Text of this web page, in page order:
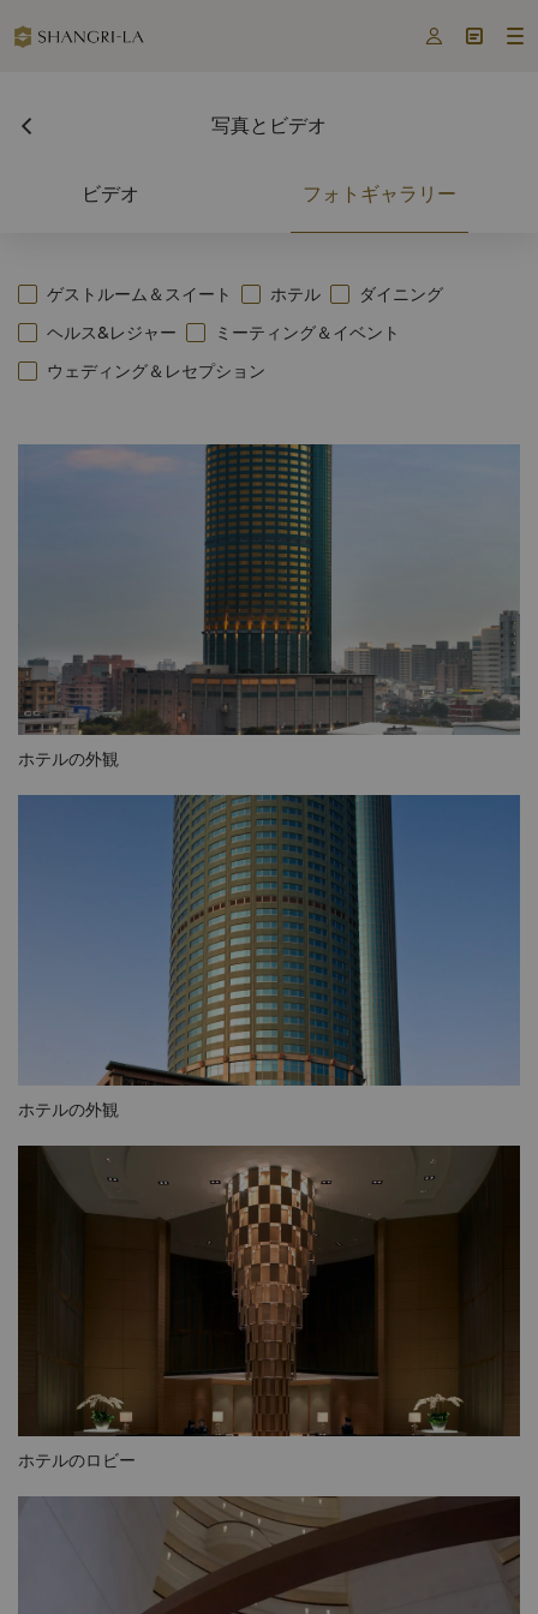
  
写真とビデオ
ビデオ フォトギャラリー
ゲストルーム＆スイート ホテル
ダイニング
ヘルス&レジャー
ミーティング＆イベント
ウェディング＆レセプション
ホテルの外観
ホテルの外観
ホテルのロビー